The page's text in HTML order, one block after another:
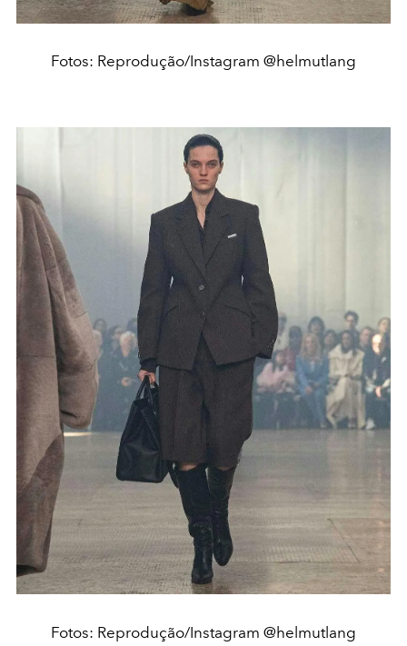
Fotos: Reprodução/Instagram @helmutlang
Fotos: Reprodução/Instagram @helmutlang